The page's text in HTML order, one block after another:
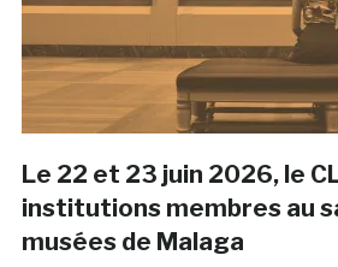
Le 22 et 23 juin 2026, le
institutions membres au
musées de Malaga